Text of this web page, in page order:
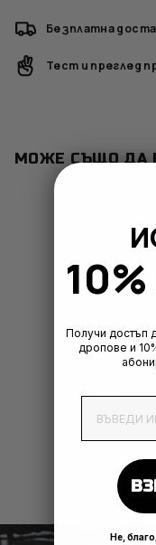
Безплатна
Тест и преглед
МОЖЕ СЪЩО ДА
10%
Получи достъп
дропове и
Не,